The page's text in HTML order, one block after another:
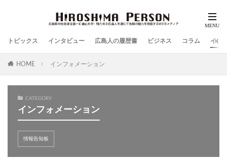
トピックス インタビュー 広島人の履歴書 ビジネス コラム イン
HOME インフォメーション
CATEGORY
インフォメーション
情報告知板